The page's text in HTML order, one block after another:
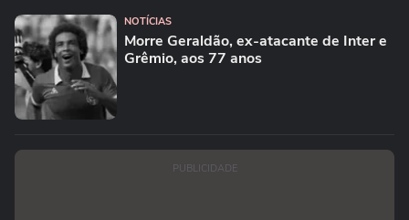
NOTÍCIAS
Morre Geraldão, ex-atacante de Inter e
Grêmio, aos 77 anos
PUBLICIDADE